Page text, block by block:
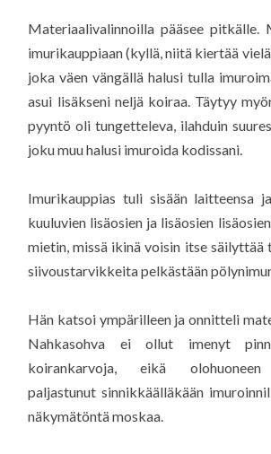
Materiaalivalinnoilla pääsee pitkälle.
imurikauppiaan (kyllä, niitä kiertää
joka väen vängällä halusi tulla
asui lisäkseni neljä koiraa. Täytyy
pyyntö oli tungetteleva, ilahduin
joku muu halusi imuroida kodissani.
Imurikauppias tuli sisään laitteensa
kuuluvien lisäosien ja lisäosien
mietin, missä ikinä voisin itse säilyttää
siivoustarvikkeita pelkästään
Hän katsoi ympärilleen ja onnitteli
Nahkasohva ei ollut imenyt
koirankarvoja, eikä olohuoneen
paljastunut sinnikkäälläkään
näkymätöntä moskaa.